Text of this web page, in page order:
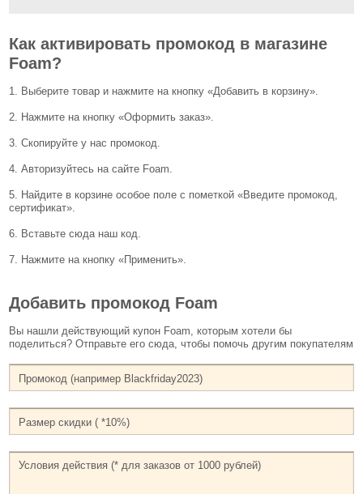
Как активировать промокод в магазине
Foam?
1. Выберите товар и нажмите на кнопку «Добавить в корзину».
2. Нажмите на кнопку «Оформить заказ».
3. Скопируйте у нас промокод.
4. Авторизуйтесь на сайте Foam.
5. Найдите в корзине особое поле с пометкой «Введите промокод,
сертификат».
6. Вставьте сюда наш код.
7. Нажмите на кнопку «Применить».
Добавить промокод Foam
Вы нашли действующий купон Foam, которым хотели бы
поделиться? Отправьте его сюда, чтобы помочь другим покупателям